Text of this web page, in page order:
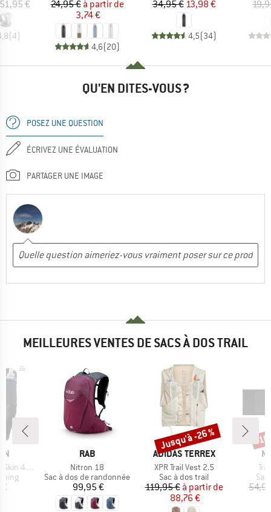
€
(4)
Prix
24,95 € Prix réduit
à partir de
3,74 €
4,6(20)
Prix
34,95 €Prix réduit
13,98 €
4,5(34)
QU'EN DITES-VOUS ?
POSEZ UNE QUESTION
ÉCRIVEZ UNE ÉVALUATION
PARTAGER UNE IMAGE
MEILLEURES VENTES DE SACS À DOS TRAIL
4 Set
MARQUE
RAB
Article
Nitron 18
Product group
Sac à dos de randonnée
Prix
99,95 €
MARQUE
ADIDAS TERREX
Article
XPR Trail Vest 2.5
Product group
Sac à dos trail
Prix
119,95 € Prix réduit
à partir de
88,76 €
Remise
Jusqu'à -26 % -